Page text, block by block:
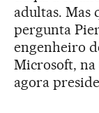
adultas. Mas
pergunta
engenheiro
Microsoft,
agora